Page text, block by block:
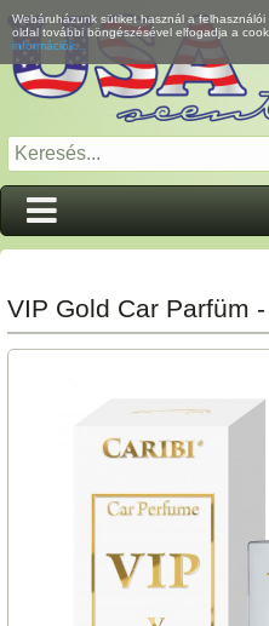
Webáruházunk sütiket használ a
oldal további böngészésével elfogadja a
információk...
VIP Gold Car Parfüm